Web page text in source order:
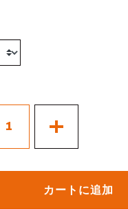
+
カートに追加